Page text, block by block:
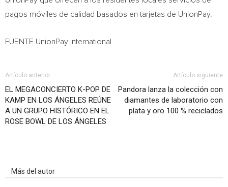
pagos móviles de calidad basados en tarjetas de UnionPay.
FUENTE UnionPay International
Artículo anterior
EL MEGACONCIERTO K-POP DE
KAMP EN LOS ÁNGELES REÚNE
A UN GRUPO HISTÓRICO EN EL
ROSE BOWL DE LOS ÁNGELES
Artículo siguiente
Pandora lanza la colección con
diamantes de laboratorio con
plata y oro 100 % reciclados
Más del autor